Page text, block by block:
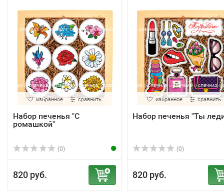
избранное сравнить
Набор печенья "С
ромашкой"
(0)
820 руб.
избранное сравнить
Набор печенья "Ты
(0)
820 руб.